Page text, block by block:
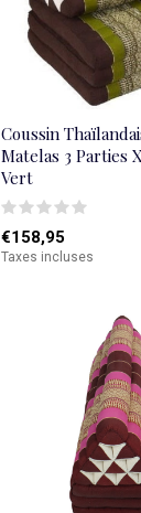
Coussin
Matelas 3 Parties
Vert
€158,95
Taxes incluses